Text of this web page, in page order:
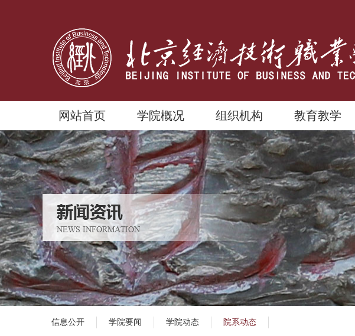
网站首页 学院概况 组织机构 教育教学
信息公开 学院要闻 学院动态 院系动态